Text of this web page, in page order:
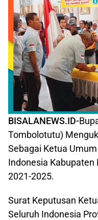
BISALANEWS.ID-
Tombolotutu)
Sebagai Ketua
Indonesia
2021-2025.
Surat Keputusan
Seluruh Indonesia